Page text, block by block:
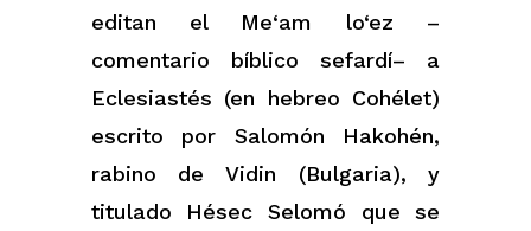
editan el Me‘am lo‘ez –
comentario bíblico sefardí– a
Eclesiastés (en hebreo Cohélet)
escrito por Salomón Hakohén,
rabino de Vidin (Bulgaria), y
titulado Hésec Selomó que se